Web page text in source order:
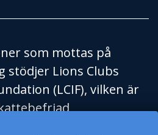
som mottas på
stödjer Lions Clubs
(LCIF), vilken är